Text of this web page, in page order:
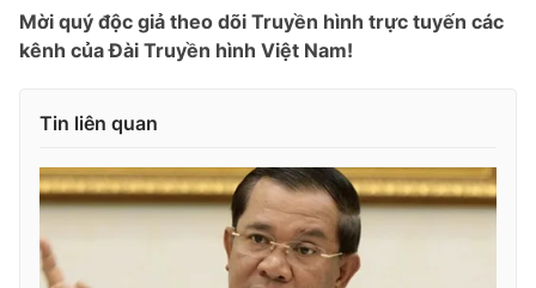
Sản phẩm
Thị trường
Lịch phát sóng
Chuyên mục khác
Emagazine Podcast
Photo Infographic
Mời quý độc giả theo dõi Truyền hình trực tuyến các
kênh của Đài Truyền hình Việt Nam!
Tin liên quan